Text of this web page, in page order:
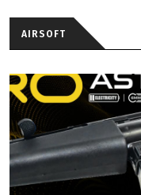
AIRSOFT